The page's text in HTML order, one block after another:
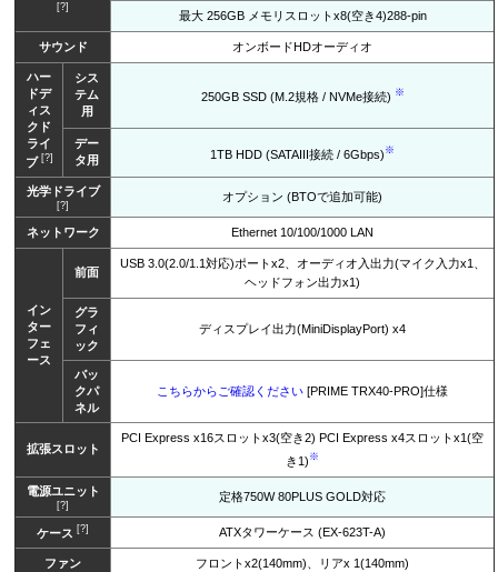
[?]
最大 256GB メモリスロットx8(空き4)288-pin
サウンド オンボードHDオーディオ
ハー
ドデ
ィス
クド
ライ
ブ[?]
シス
テム
用
250GB SSD (M.2規格 / NVMe接続) ※
デー
タ用
1TB HDD (SATAIII接続 / 6Gbps) ※
光学ドライブ
[?]
オプション (BTOで追加可能)
ネットワーク Ethernet 10/100/1000 LAN
イン
ター
フェ
ース
前面
USB 3.0(2.0/1.1対応)ポートx2、オーディオ入出力(マイク入力x1、
ヘッドフォン出力x1)
グラ
フィ
ック
ディスプレイ出力(MiniDisplayPort) x4
バッ
クパ
ネル
こちらからご確認ください [PRIME TRX40-PRO]仕様
拡張スロット
PCI Express x16スロットx3(空き2) PCI Express x4スロットx1(空
き1) ※
電源ユニット
[?]
定格750W 80PLUS GOLD対応
ケース [?] ATXタワーケース (EX-623T-A)
ファン フロントx2(140mm)、リアx 1(140mm)